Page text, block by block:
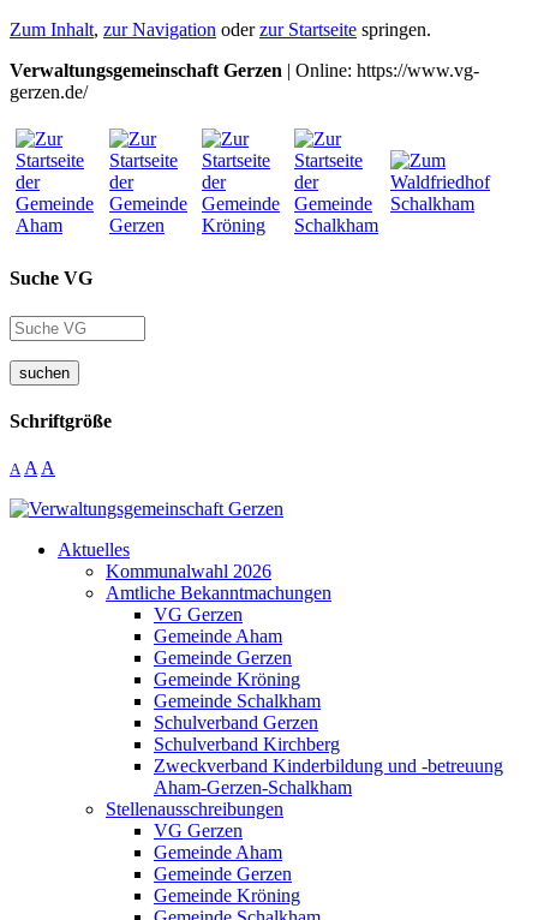
Zum Inhalt, zur Navigation oderzur Startseite springen.
Verwaltungsgemeinschaft Gerzen | Online: https://www.vg-
gerzen.de/
Suche VG
suchen
Schriftgröße
A A A
Aktuelles
Kommunalwahl 2026
Amtliche Bekanntmachungen
VG Gerzen
Gemeinde Aham
Gemeinde Gerzen
Gemeinde Kröning
Gemeinde Schalkham
Schulverband Gerzen
Schulverband Kirchberg
Zweckverband Kinderbildung und -betreuung
Aham-Gerzen-Schalkham
Stellenausschreibungen
VG Gerzen
Gemeinde Aham
Gemeinde Gerzen
Gemeinde Kröning